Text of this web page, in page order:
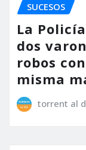
SUCESOS
La
dos
robos
misma
torrent al